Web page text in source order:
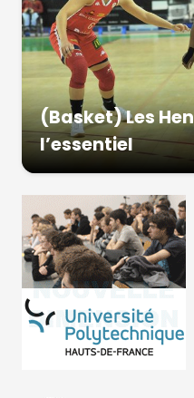
(Basket) Les
l’essentiel